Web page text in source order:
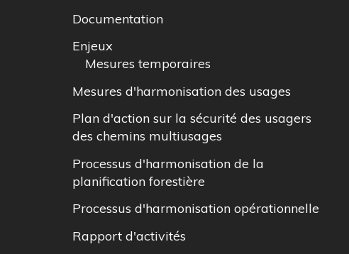
Documentation
Enjeux
Mesures temporaires
Mesures d'harmonisation des usages
Plan d'action sur la sécurité des usagers
des chemins multiusages
Processus d'harmonisation de la
planification forestière
Processus d'harmonisation opérationnelle
Rapport d'activités